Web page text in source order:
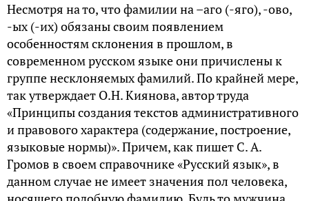
Несмотря на то, что фамилии на –аго (-яго), -ово,
-ых (-их) обязаны своим появлением
особенностям склонения в прошлом, в
современном русском языке они причислены к
группе несклоняемых фамилий. По крайней мере,
так утверждает О.Н. Киянова, автор труда
«Принципы создания текстов административного
и правового характера (содержание, построение,
языковые нормы)». Причем, как пишет С. А.
Громов в своем справочнике «Русский язык», в
данном случае не имеет значения пол человека,